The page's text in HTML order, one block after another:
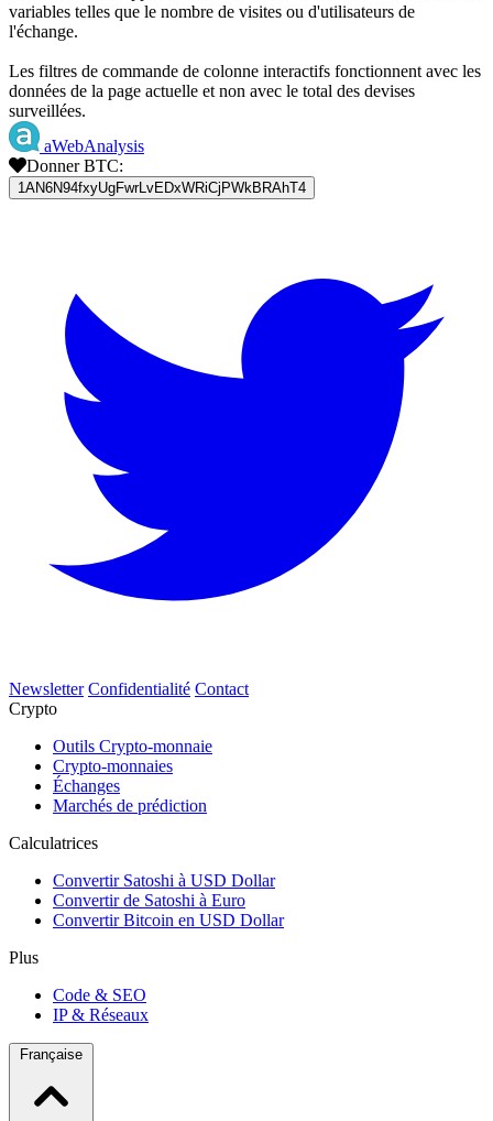
variables telles que le nombre de visites ou d'utilisateurs de
l'échange.
Les filtres de commande de colonne interactifs fonctionnent avec les
données de la page actuelle et non avec le total des devises
surveillées.
aWebAnalysis
Donner BTC:
1AN6N94fxyUgFwrLvEDxWRiCjPWkBRAhT4
Newsletter Confidentialité Contact
Crypto
Outils Crypto-monnaie
Crypto-monnaies
Échanges
Marchés de prédiction
Calculatrices
Convertir Satoshi à USD Dollar
Convertir de Satoshi à Euro
Convertir Bitcoin en USD Dollar
Plus
Code & SEO
IP & Réseaux